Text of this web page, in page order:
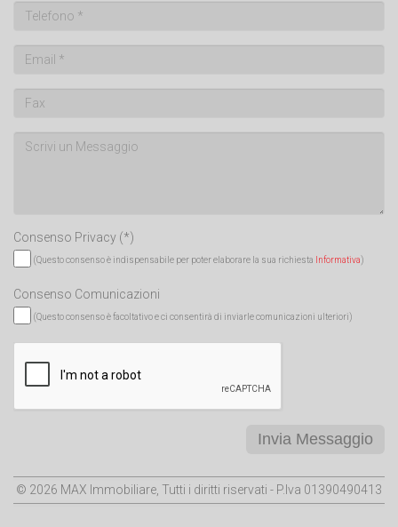
Consenso Privacy (*)
(Questo consenso è indispensabile per poter elaborare la sua richiesta Informativa)
Consenso Comunicazioni
(Questo consenso è facoltativo e ci consentirà di inviarle comunicazioni ulteriori)
Invia Messaggio
© 2026 MAX Immobiliare, Tutti i diritti riservati - P.Iva 01390490413